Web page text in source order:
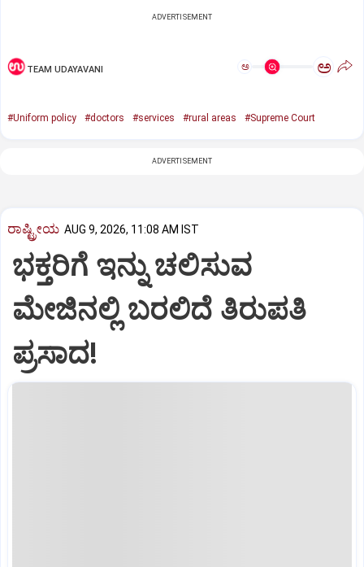
ADVERTISEMENT
TEAM UDAYAVANI ಅ ಅ
#Uniform policy #doctors #services #rural areas #Supreme Court
ADVERTISEMENT
ರಾಷ್ಟ್ರೀಯ AUG 9, 2026, 11:08 AM IST
ಭಕ್ತರಿಗೆ ಇನ್ನು ಚಲಿಸುವ
ಮೇಜಿನಲ್ಲಿ ಬರಲಿದೆ ತಿರುಪತಿ
ಪ್ರಸಾದ!